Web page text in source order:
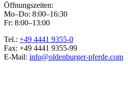
Öffnungszeiten:
Mo–Do: 8:00–16:30
Fr: 8:00–13:00
Tel.: +49 4441 9355-0
Fax: +49 4441 9355-99
E-Mail: info@oldenburger-pferde.com